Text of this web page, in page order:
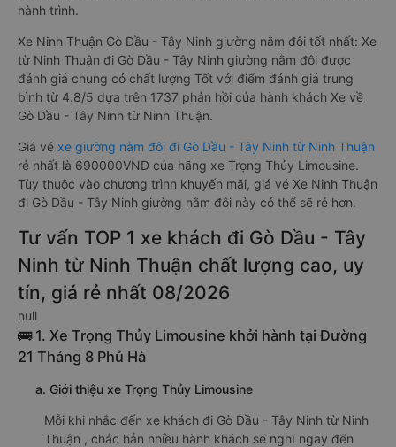
hành trình.
Xe Ninh Thuận Gò Dầu - Tây Ninh giường nằm đôi tốt nhất: Xe
từ Ninh Thuận đi Gò Dầu - Tây Ninh giường nằm đôi được
đánh giá chung có chất lượng Tốt với điểm đánh giá trung
bình từ 4.8/5 dựa trên 1737 phản hồi của hành khách Xe về
Gò Dầu - Tây Ninh từ Ninh Thuận.
Giá vé xe giường nằm đôi đi Gò Dầu - Tây Ninh từ Ninh Thuận
rẻ nhất là 690000VND của hãng xe Trọng Thủy Limousine.
Tùy thuộc vào chương trình khuyến mãi, giá vé Xe Ninh Thuận
đi Gò Dầu - Tây Ninh giường nằm đôi này có thể sẽ rẻ hơn.
Tư vấn TOP 1 xe khách đi Gò Dầu - Tây
Ninh từ Ninh Thuận chất lượng cao, uy
tín, giá rẻ nhất 08/2026
null
🚌 1. Xe Trọng Thủy Limousine khởi hành tại Đường
21 Tháng 8 Phủ Hà
a. Giới thiệu xe Trọng Thủy Limousine
Mỗi khi nhắc đến xe khách đi Gò Dầu - Tây Ninh từ Ninh
Thuận , chắc hẳn nhiều hành khách sẽ nghĩ ngay đến